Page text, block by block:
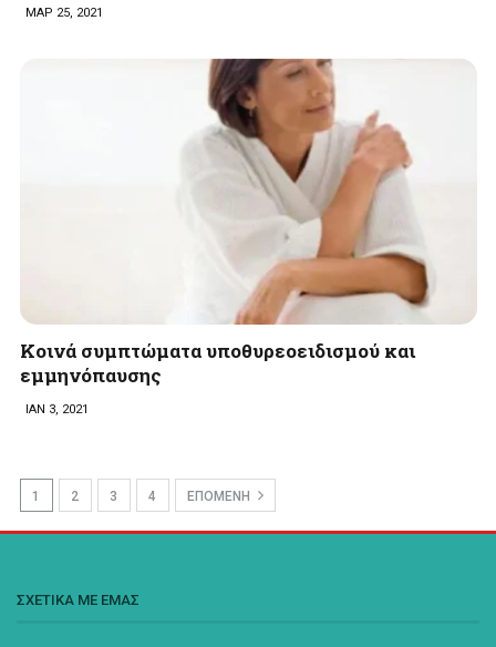
ΜΑΡ 25, 2021
Κοινά συμπτώματα υποθυρεοειδισμού και
εμμηνόπαυσης
ΙΑΝ 3, 2021
1 2 3 4 ΕΠΟΜΕΝΗ
ΣΧΕΤΙΚΑ ΜΕ ΕΜΑΣ